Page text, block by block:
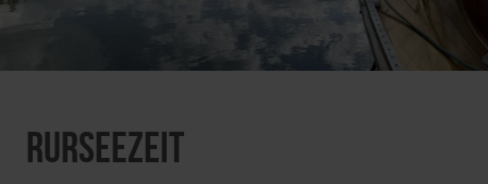
RurseeZeit